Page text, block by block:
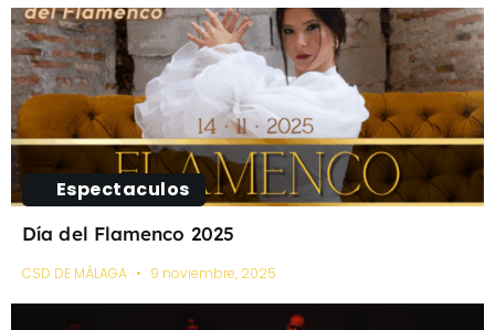
Espectaculos
Día del Flamenco 2025
CSD DE MÁLAGA 9 noviembre, 2025